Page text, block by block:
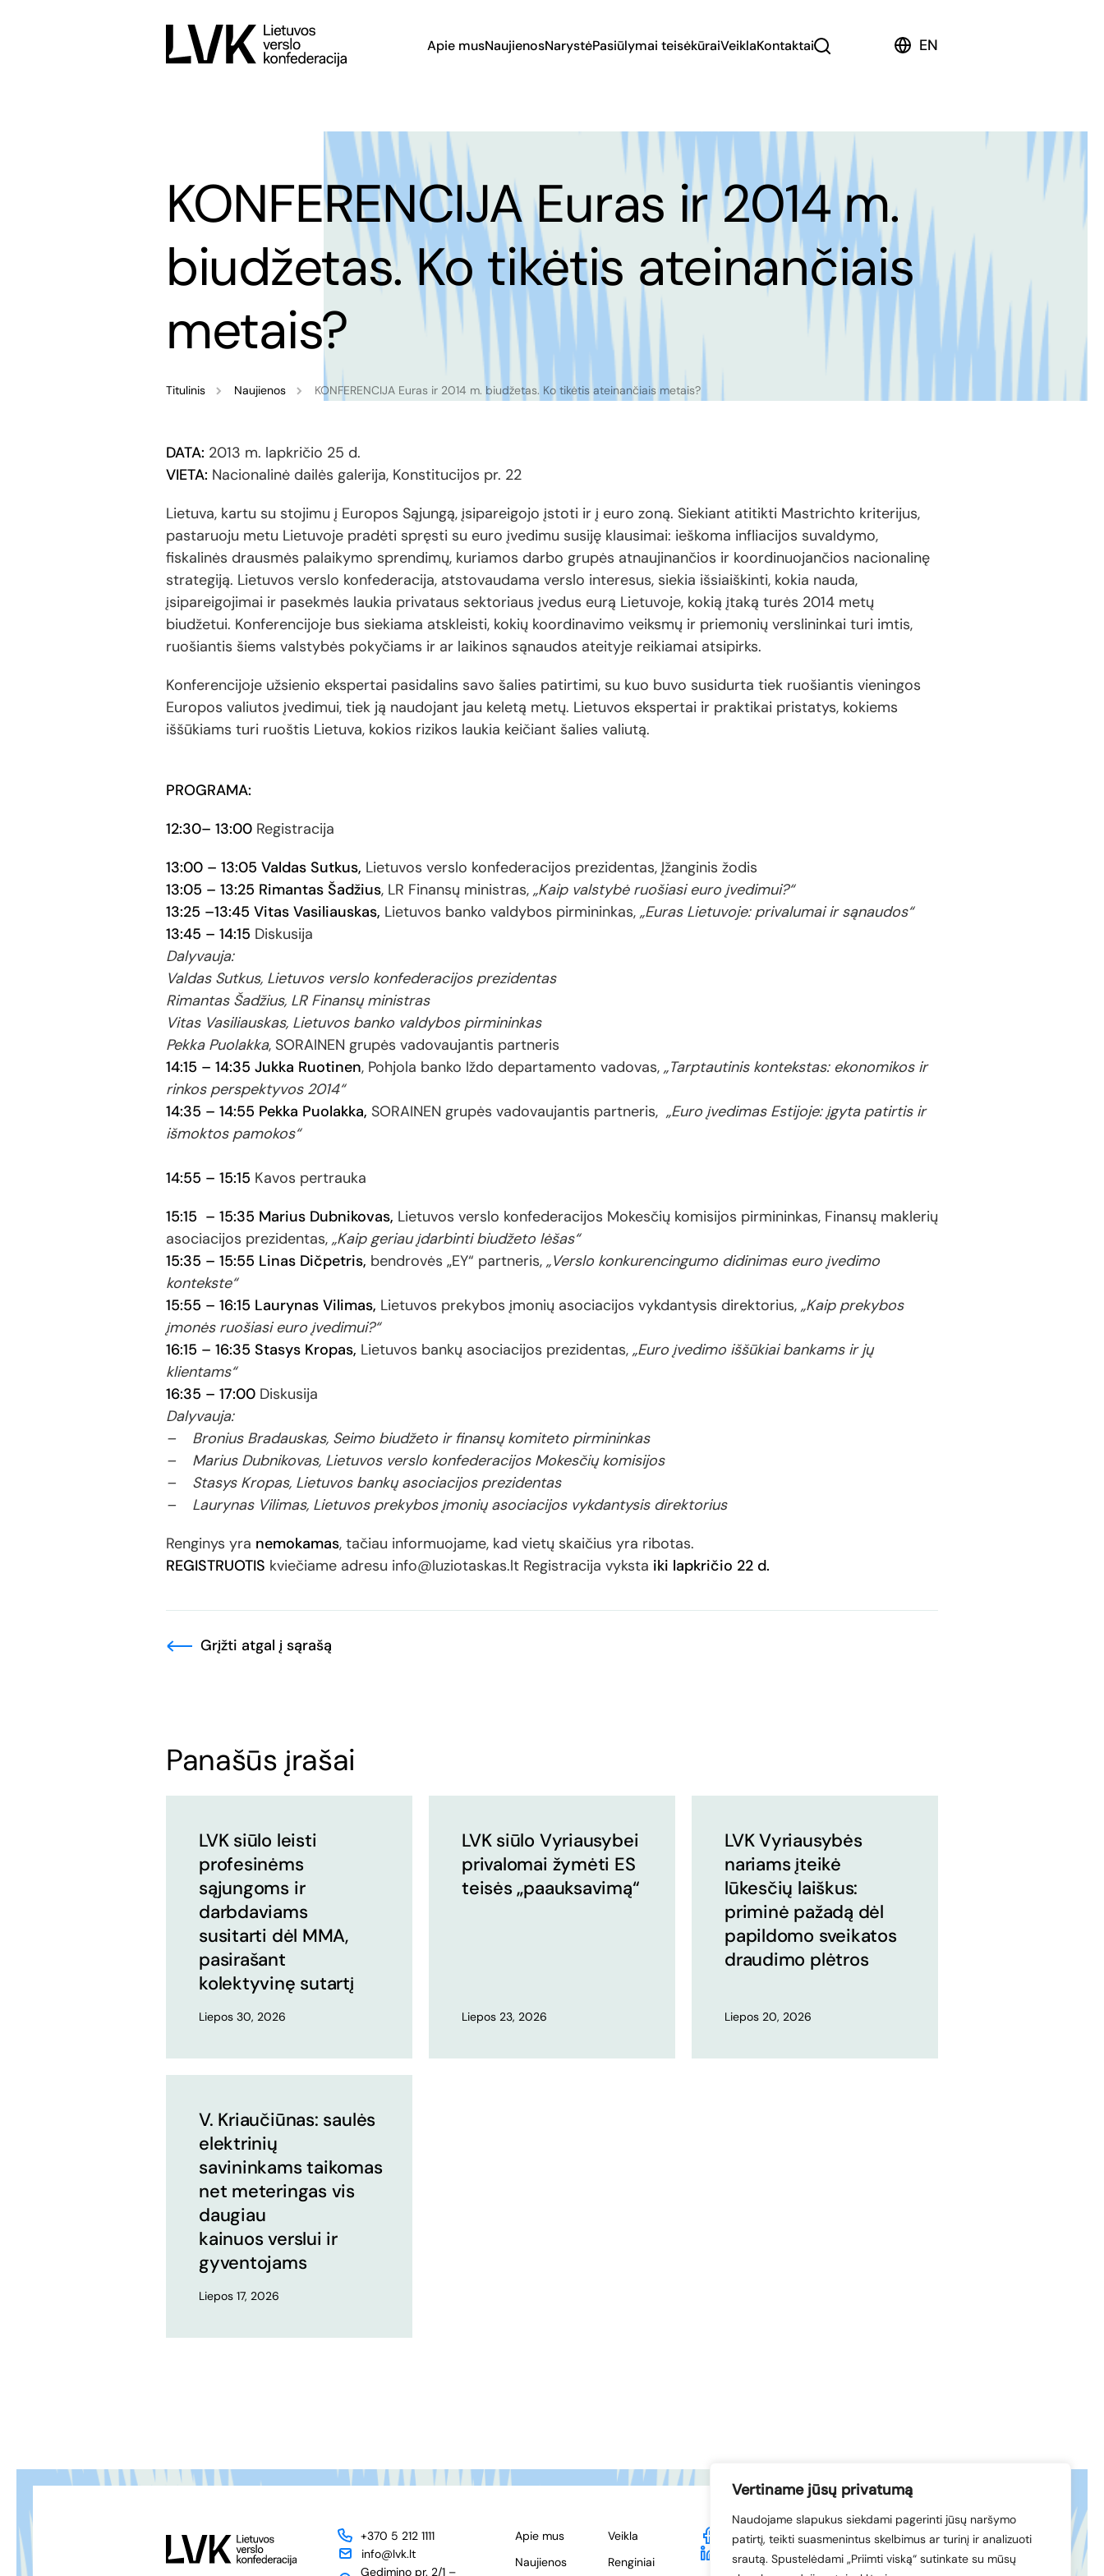
Vertiname jūsų privatumą
Naudojame slapukus siekdami pagerinti jūsų naršymo
patirtį, teikti suasmenintus skelbimus ar turinį ir analizuoti
srautą. Spustelėdami „Priimti viską“ sutinkate su mūsų
Apie musNaujienosNarystėPasiūlymai teisėkūraiVeiklaKontaktai EN
KONFERENCIJA Euras ir 2014 m.
biudžetas. Ko tikėtis ateinančiais
metais?
Titulinis Naujienos KONFERENCIJA Euras ir 2014 m. biudžetas. Ko tikėtis ateinančiais metais?
DATA: 2013 m. lapkričio 25 d.
VIETA: Nacionalinė dailės galerija, Konstitucijos pr. 22
Lietuva, kartu su stojimu į Europos Sąjungą, įsipareigojo įstoti ir į euro zoną. Siekiant atitikti Mastrichto kriterijus,
pastaruoju metu Lietuvoje pradėti spręsti su euro įvedimu susiję klausimai: ieškoma infliacijos suvaldymo,
fiskalinės drausmės palaikymo sprendimų, kuriamos darbo grupės atnaujinančios ir koordinuojančios nacionalinę
strategiją. Lietuvos verslo konfederacija, atstovaudama verslo interesus, siekia išsiaiškinti, kokia nauda,
įsipareigojimai ir pasekmės laukia privataus sektoriaus įvedus eurą Lietuvoje, kokią įtaką turės 2014 metų
biudžetui. Konferencijoje bus siekiama atskleisti, kokių koordinavimo veiksmų ir priemonių verslininkai turi imtis,
ruošiantis šiems valstybės pokyčiams ir ar laikinos sąnaudos ateityje reikiamai atsipirks.
Konferencijoje užsienio ekspertai pasidalins savo šalies patirtimi, su kuo buvo susidurta tiek ruošiantis vieningos
Europos valiutos įvedimui, tiek ją naudojant jau keletą metų. Lietuvos ekspertai ir praktikai pristatys, kokiems
iššūkiams turi ruoštis Lietuva, kokios rizikos laukia keičiant šalies valiutą.
PROGRAMA:
12:30– 13:00 Registracija
13:00 – 13:05 Valdas Sutkus, Lietuvos verslo konfederacijos prezidentas, Įžanginis žodis
13:05 – 13:25 Rimantas Šadžius, LR Finansų ministras, „Kaip valstybė ruošiasi euro įvedimui?“
13:25 –13:45 Vitas Vasiliauskas, Lietuvos banko valdybos pirmininkas, „Euras Lietuvoje: privalumai ir sąnaudos“
13:45 – 14:15 Diskusija
Dalyvauja:
Valdas Sutkus, Lietuvos verslo konfederacijos prezidentas
Rimantas Šadžius, LR Finansų ministras
Vitas Vasiliauskas, Lietuvos banko valdybos pirmininkas
Pekka Puolakka, SORAINEN grupės vadovaujantis partneris
14:15 – 14:35 Jukka Ruotinen, Pohjola banko Iždo departamento vadovas, „Tarptautinis kontekstas: ekonomikos ir
rinkos perspektyvos 2014“
14:35 – 14:55 Pekka Puolakka, SORAINEN grupės vadovaujantis partneris, „Euro įvedimas Estijoje: įgyta patirtis ir
išmoktos pamokos“
14:55 – 15:15 Kavos pertrauka
15:15 – 15:35 Marius Dubnikovas, Lietuvos verslo konfederacijos Mokesčių komisijos pirmininkas, Finansų maklerių
asociacijos prezidentas, „Kaip geriau įdarbinti biudžeto lėšas“
15:35 – 15:55 Linas Dičpetris, bendrovės „EY“ partneris, „Verslo konkurencingumo didinimas euro įvedimo
kontekste“
15:55 – 16:15 Laurynas Vilimas, Lietuvos prekybos įmonių asociacijos vykdantysis direktorius, „Kaip prekybos
įmonės ruošiasi euro įvedimui?“
16:15 – 16:35 Stasys Kropas, Lietuvos bankų asociacijos prezidentas, „Euro įvedimo iššūkiai bankams ir jų
klientams“
16:35 – 17:00 Diskusija
Dalyvauja:
– Bronius Bradauskas, Seimo biudžeto ir finansų komiteto pirmininkas
– Marius Dubnikovas, Lietuvos verslo konfederacijos Mokesčių komisijos
– Stasys Kropas, Lietuvos bankų asociacijos prezidentas
– Laurynas Vilimas, Lietuvos prekybos įmonių asociacijos vykdantysis direktorius
Renginys yra nemokamas, tačiau informuojame, kad vietų skaičius yra ribotas.
REGISTRUOTIS kviečiame adresu info@luziotaskas.lt Registracija vyksta iki lapkričio 22 d.
Grįžti atgal į sąrašą
Panašūs įrašai
LVK siūlo leisti
profesinėms
sąjungoms ir
darbdaviams
susitarti dėl MMA,
pasirašant
kolektyvinę sutartį
Liepos 30, 2026
LVK siūlo Vyriausybei
privalomai žymėti ES
teisės „paauksavimą“
Liepos 23, 2026
LVK Vyriausybės
nariams įteikė
lūkesčių laiškus:
priminė pažadą dėl
papildomo sveikatos
draudimo plėtros
Liepos 20, 2026
V. Kriaučiūnas: saulės
elektrinių
savininkams taikomas
net meteringas vis
daugiau
kainuos verslui ir
gyventojams
Liepos 17, 2026
+370 5 212 1111
info@lvk.lt
Gedimino pr. 2/1 –
Apie mus
Naujienos
Veikla
Renginiai
Facebook
LinkedIn
© 1994-2026 LVK